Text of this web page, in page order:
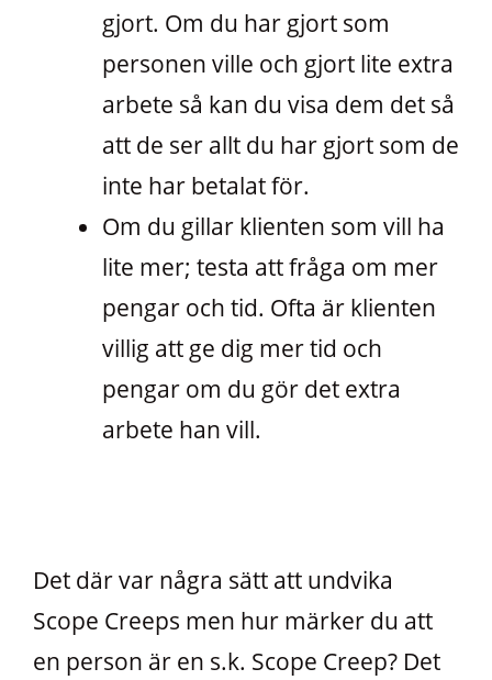
gjort. Om du har gjort som
personen ville och gjort lite extra
arbete så kan du visa dem det så
att de ser allt du har gjort som de
inte har betalat för.
Om du gillar klienten som vill ha
lite mer; testa att fråga om mer
pengar och tid. Ofta är klienten
villig att ge dig mer tid och
pengar om du gör det extra
arbete han vill.
Det där var några sätt att undvika
Scope Creeps men hur märker du att
en person är en s.k. Scope Creep? Det